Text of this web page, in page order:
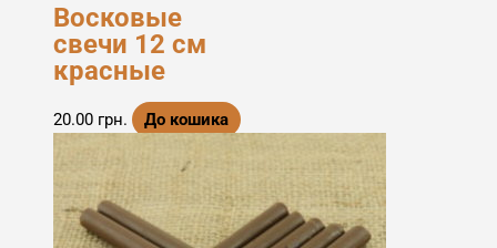
Восковые
свечи 12 см
красные
20.00 грн. До кошика